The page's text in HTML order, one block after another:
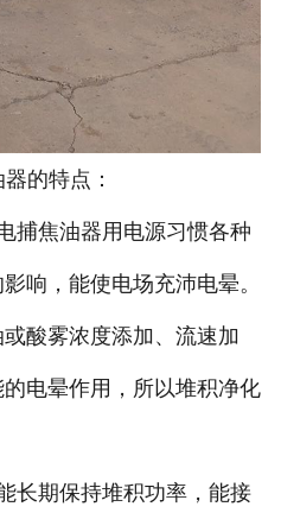
的特点：
捕焦油器用电源习惯各种
响，能使电场充沛电晕。
酸雾浓度添加、流速加
电晕作用，所以堆积净化
长期保持堆积功率，能接